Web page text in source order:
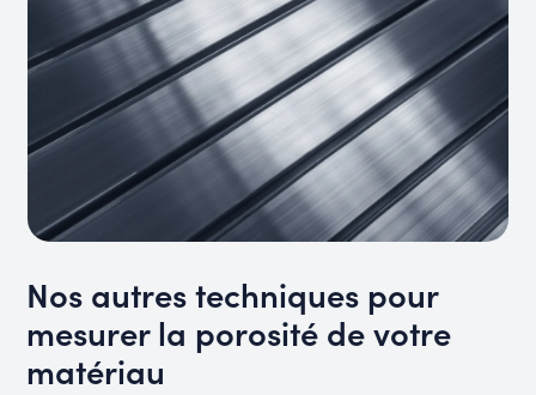
Nos autres techniques pour
mesurer la porosité de votre
matériau